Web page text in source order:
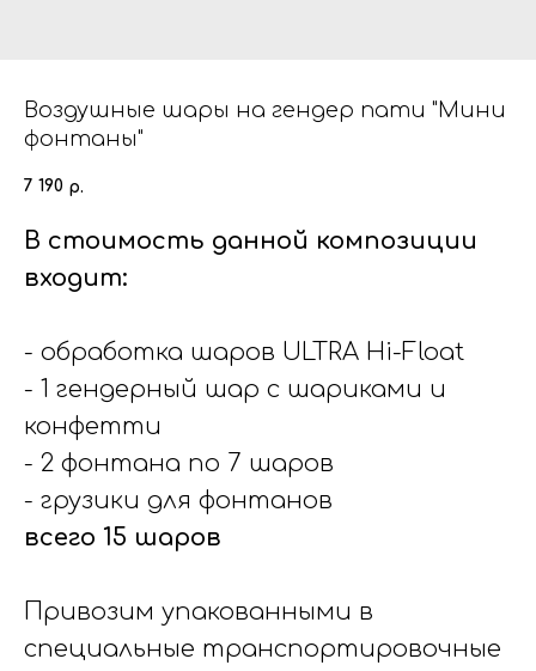
Воздушные шары на гендер пати "Мини
фонтаны"
7 190 р.
В стоимость данной композиции
входит:
- обработка шаров ULTRA Hi-Float
- 1 гендерный шар с шариками и
конфетти
- 2 фонтана по 7 шаров
- грузики для фонтанов
всего 15 шаров
Привозим упакованными в
специальные транспортировочные